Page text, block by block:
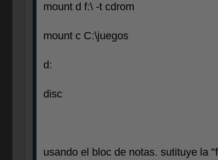
mount d f:\ -t cdrom
mount c C:\juegos
d:
disc
usando el bloc de notas. sutituye la